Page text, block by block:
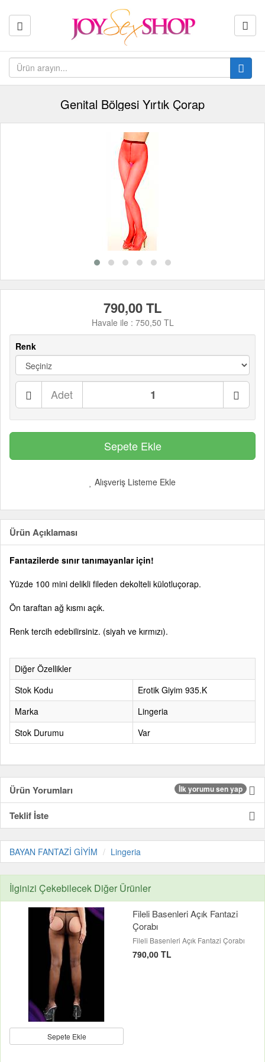
Genital Bölgesi Yırtık Çorap
790,00 TL
Havale ile : 750,50 TL
Renk
Adet
Alışveriş Listeme Ekle
Ürün Açıklaması
Fantazilerde sınır tanımayanlar için!
Yüzde 100 mini delikli fileden dekolteli külotluçorap.
Ön taraftan ağ kısmı açık.
Renk tercih edebilirsiniz. (siyah ve kırmızı).
Diğer Özellikler
Stok Kodu
Erotik Giyim 935.K
Marka
Lingeria
Stok Durumu
Var
Ürün Yorumları İlk yorumu sen yap
Teklif İste
BAYAN FANTAZİ GİYİM Lingeria
İlginizi Çekebilecek Diğer Ürünler
Sepete Ekle
Fileli Basenleri Açık Fantazi
Çorabı
Fileli Basenleri Açık Fantazi Çorabı
790,00 TL